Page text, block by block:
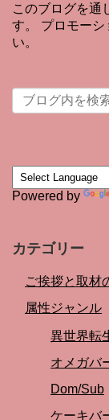
このブログを通
す。 プロモーシ
い。
Powered by
カテゴリー
ご挨拶と取材
属性ジャンル
異世界転
オメガバ
Dom/Sub
ケーキバ